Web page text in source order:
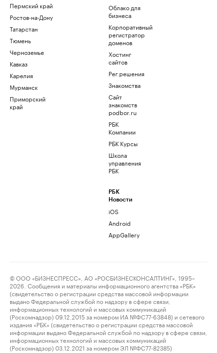
Пермский край
Ростов-на-Дону
Татарстан
Тюмень
Черноземье
Кавказ
Карелия
Мурманск
Приморский
край
Облако для
бизнеса
Корпоративный
регистратор
доменов
Хостинг
сайтов
Рег.решения
Знакомства
Сайт
знакомств
podbor.ru
РБК
Компании
РБК Курсы
Школа
управления
РБК
РБК
Новости
iOS
Android
AppGallery
© ООО «БИЗНЕСПРЕСС», АО «РОСБИЗНЕСКОНСАЛТИНГ», 1995–
2026. Сообщения и материалы информационного агентства «РБК»
(свидетельство о регистрации средства массовой информации
выдано Федеральной службой по надзору в сфере связи,
информационных технологий и массовых коммуникаций
(Роскомнадзор) 09.12.2015 за номером ИА №ФС77-63848) и сетевого
издания «РБК» (свидетельство о регистрации средства массовой
информации выдано Федеральной службой по надзору в сфере связи,
информационных технологий и массовых коммуникаций
(Роскомнадзор) 03.12.2021 за номером ЭЛ №ФС77-82385)